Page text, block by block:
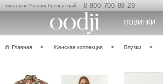
звонок по России бесплатный 8-800-700-89-29
НОВИНКИ
Главная Женская коллекция Блузки